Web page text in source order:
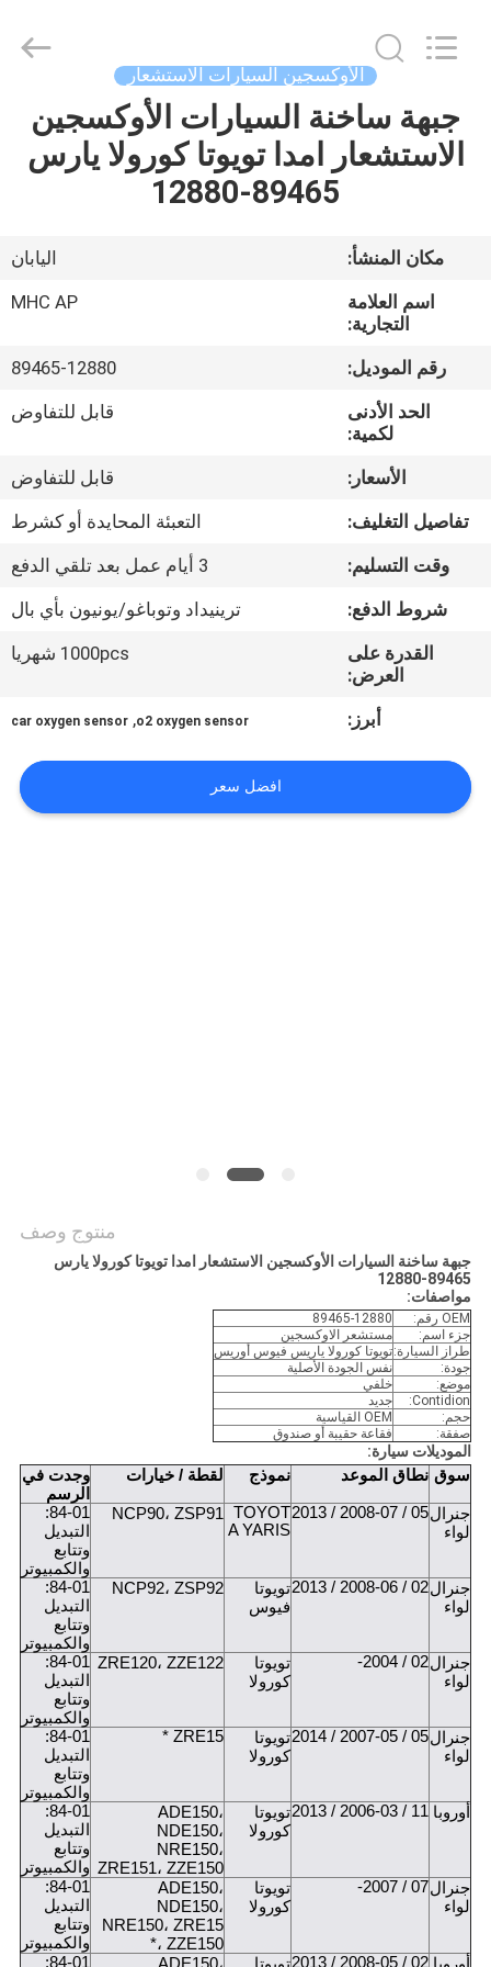
الصفحة
الرئيسية
معلومات
جولة
المعمل
مراقبة
الجودة
اتصل
اطلب
اقتباس
Limited.
الأوكسجين السيارات الاستشعار
جبهة ساخنة السيارات الأوكسجين
الاستشعار امدا تويوتا كورولا يارس
89465-12880
مكان المنشأ:
اليابان
اسم العلامة
التجارية:
MHC AP
رقم الموديل:
89465-12880
الحد الأدنى
لكمية:
قابل للتفاوض
الأسعار:
قابل للتفاوض
تفاصيل التغليف:
التعبئة المحايدة أو كشرط
وقت التسليم:
3 أيام عمل بعد تلقي الدفع
شروط الدفع:
ترينيداد وتوباغو/يونيون بأي بال
القدرة على
العرض:
1000pcs شهريا
أبرز: o2 oxygen sensor
,
car oxygen sensor
افضل سعر
منتوج وصف
جبهة ساخنة السيارات الأوكسجين الاستشعار امدا تويوتا كورولا يارس
89465-12880
مواصفات:
OEM رقم:
89465-12880
جزء اسم:
مستشعر الاوكسجين
طراز السيارة:تويوتا كورولا ياريس فيوس أوريس
جودة:
نفس الجودة الأصلية
موضع:
خلفي
Contidion:
جديد
حجم:
OEM القياسية
صفقة:
فقاعة حقيبة أو صندوق
الموديلات سيارة:
سوق نطاق الموعد نموذج لقطة / خيارات
وجدت في
الرسم
جنرال
لواء
05 / 2008-07 / 2013
TOYOT
A YARIS
NCP90، ZSP91
84-01:
التبديل
وتتابع
والكمبيوتر
جنرال
لواء
02 / 2008-06 / 2013
تويوتا
فيوس
NCP92، ZSP92
84-01:
التبديل
وتتابع
والكمبيوتر
جنرال
لواء
02 / 2004-
تويوتا
كورولا
ZRE120، ZZE122
84-01:
التبديل
وتتابع
والكمبيوتر
جنرال
لواء
05 / 2007-05 / 2014
تويوتا
كورولا
ZRE15 *
84-01:
التبديل
وتتابع
والكمبيوتر
أوروبا 11 / 2006-03 / 2013
تويوتا
كورولا
ADE150،
NDE150،
NRE150،
ZRE151، ZZE150
84-01:
التبديل
وتتابع
والكمبيوتر
جنرال
لواء
07 / 2007-
تويوتا
كورولا
ADE150،
NDE150،
NRE150، ZRE15
*، ZZE150
84-01:
التبديل
وتتابع
والكمبيوتر
02 / 2008-05 / 2013
84-01: